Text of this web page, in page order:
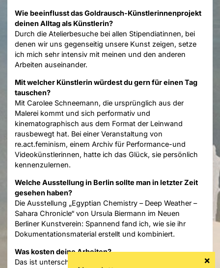
Wie beeinflusst das Goldrausch-Künstlerinnenprojekt
deinen Alltag als Künstlerin?
Durch die Atelierbesuche bei allen Stipendiatinnen, bei
denen wir uns gegenseitig unsere Kunst zeigen, setze
ich mich sehr intensiv mit meinen und den anderen
Arbeiten auseinander.
Mit welcher Künstlerin würdest du gern für einen Tag
tauschen?
Mit Carolee Schneemann, die ursprünglich aus der
Malerei kommt und sich performativ und
kinematographisch aus dem Format der Leinwand
rausbewegt hat. Bei einer Veranstaltung von
re.act.feminism, einem Archiv für Performance-und
Videokünstlerinnen, hatte ich das Glück, sie persönlich
kennenzulernen.
Welche Ausstellung in Berlin sollte man in letzter Zeit
gesehen haben?
Die Ausstellung „Egyptian Chemistry – Deep Weather –
Sahara Chronicle“ von Ursula Biermann im Neuen
Berliner Kunstverein: Spannend fand ich, wie sie ihr
Dokumentationsmaterial erstellt und kombiniert.
Was kosten deine Arbeiten?
Das ist unterschiedlich, da ich auch performativ oder